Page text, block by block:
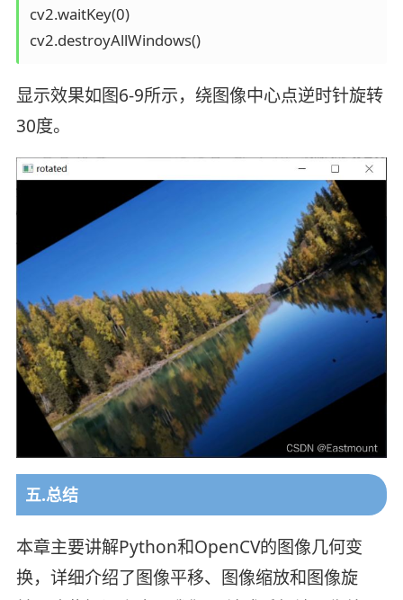
cv2.waitKey(0)
cv2.destroyAllWindows()
显示效果如图6-9所示，绕图像中心点逆时针旋转
30度。
五.总结
本章主要讲解Python和OpenCV的图像几何变
换，详细介绍了图像平移、图像缩放和图像旋